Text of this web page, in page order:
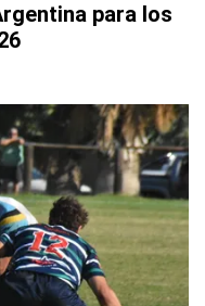
para los